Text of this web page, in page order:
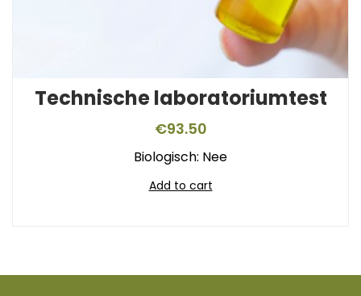
Technische laboratoriumtest
€93.50
Biologisch: Nee
Add to cart